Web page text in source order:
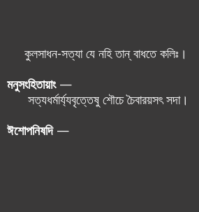
কুলসাধন-সত্যা যে নহি তান্ বাধতে কলিঃ।
মনুসংহিতায়াং—
সত্যধর্মার্য্যবৃত্তেষু শৌচে চৈবারয়সৎ সদা।
ঈশোপনিষদি—